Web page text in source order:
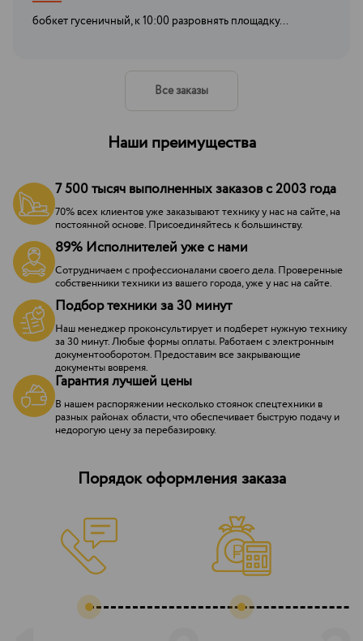
бобкет гусеничный, к 10:00 разровнять площадку...
Все заказы
Наши преимущества
7 500 тысяч выполненных заказов с 2003 года
70% всех клиентов уже заказывают технику у нас на сайте, на
постоянной основе. Присоединяйтесь к большинству.
89% Исполнителей уже с нами
Сотрудничаем с профессионалами своего дела. Проверенные
собственники техники из вашего города, уже у нас на сайте.
Подбор техники за 30 минут
Наш менеджер проконсультирует и подберет нужную технику
за 30 минут. Любые формы оплаты. Работаем с электронным
документооборотом. Предоставим все закрывающие
документы вовремя.
Гарантия лучшей цены
В нашем распоряжении несколько стоянок спецтехники в
разных районах области, что обеспечивает быструю подачу и
недорогую цену за перебазировку.
Порядок оформления заказа